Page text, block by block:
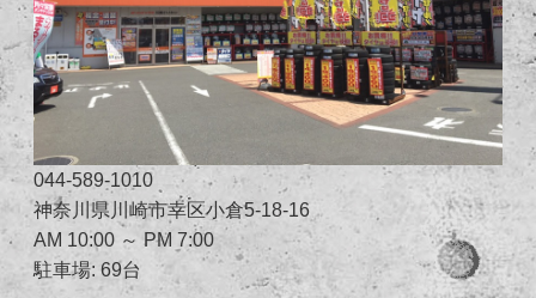
044-589-1010
神奈川県川崎市幸区小倉5-18-16
AM 10:00 ～ PM 7:00
駐車場: 69台